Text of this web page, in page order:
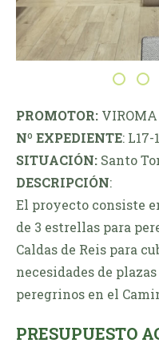
PROMOTOR: VIROMA
Nº EXPEDIENTE: L17-
SITUACIÓN: Santo
DESCRIPCIÓN:
El proyecto consiste
de 3 estrellas para
Caldas de Reis para
necesidades de
peregrinos en el
PRESUPUESTO